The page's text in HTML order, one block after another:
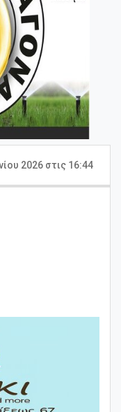
2026 στις 16:44